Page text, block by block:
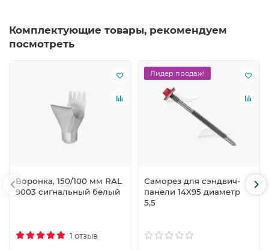
Комплектующие товары, рекомендуем
посмотреть
Воронка, 150/100 мм RAL
9003 сигнальный белый
1 отзыв
Лидер продаж!
Саморез для сэндвич-
панели 14X95 диаметр
5,5